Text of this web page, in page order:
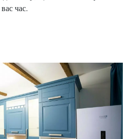
час.